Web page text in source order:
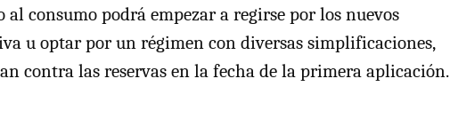
consumo podrá empezar a regirse por los nuevos
u optar por un régimen con diversas simplificaciones,
contra las reservas en la fecha de la primera aplicación.